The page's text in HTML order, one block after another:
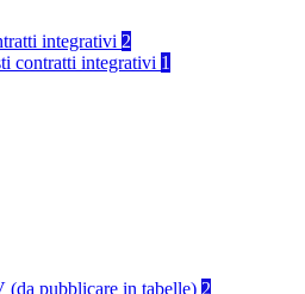
integrativi 2
contratti integrativi 1
(da pubblicare in tabelle) 2